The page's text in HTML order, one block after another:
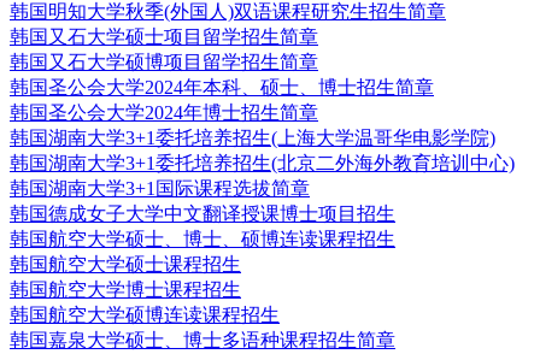
韩国明知大学秋季(外国人)双语课程研究生招生简章
韩国又石大学硕士项目留学招生简章
韩国又石大学硕博项目留学招生简章
韩国圣公会大学2024年本科、硕士、博士招生简章
韩国圣公会大学2024年博士招生简章
韩国湖南大学3+1委托培养招生(上海大学温哥华电影学院)
韩国湖南大学3+1委托培养招生(北京二外海外教育培训中心)
韩国湖南大学3+1国际课程选拔简章
韩国德成女子大学中文翻译授课博士项目招生
韩国航空大学硕士、博士、硕博连读课程招生
韩国航空大学硕士课程招生
韩国航空大学博士课程招生
韩国航空大学硕博连读课程招生
韩国嘉泉大学硕士、博士多语种课程招生简章